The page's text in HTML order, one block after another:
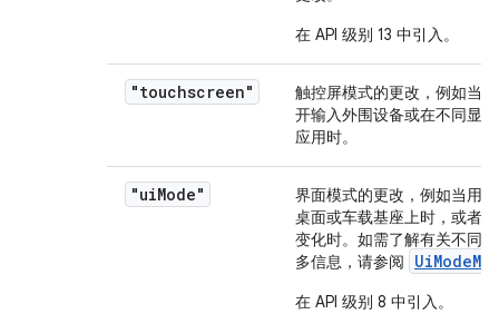
在 API 级别 13 中引入。
"touchscreen"
触控屏模式的更改，例如当
开输入外围设备或在不同显
应用时。
"uiMode"
界面模式的更改，例如当用
桌面或车载基座上时，或者
变化时。如需了解有关不同
多信息，请参阅
UiMode
在 API 级别 8 中引入。